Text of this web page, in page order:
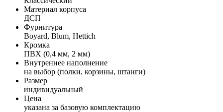
Материал корпуса
ДСП
Фурнитура
Boyard, Blum, Hettich
Кромка
ПВХ (0,4 мм, 2 мм)
Внутреннее наполнение
на выбор (полки, корзины, штанги)
Размер
индивидуальный
Цена
указана за базовую комплектацию